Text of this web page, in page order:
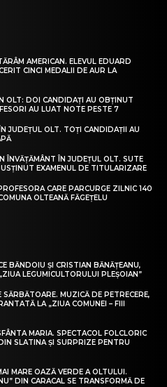
AMERICAN. ELEVUL EDUARD
CINCI MEDALII DE AUR LA
OLT: DOI CANDIDAȚI AU OBȚINUT
AU LUAT NOTE PESTE 7
JUDEȚUL OLT. TOȚI CANDIDAȚII AU
ÎNVĂȚĂMÂNT ÎN JUDEȚUL OLT. SUTE
EXAMENUL DE TITULARIZARE
CARE PARCURGE ZILNIC 140
OLTEANĂ FĂGEȚELU
BĂNDOIU ȘI CRISTIAN BĂNĂȚEANU,
LEGUMICULTORULUI PLEȘOIAN”
MUZICĂ DE PETRECERE,
LA „ZIUA COMUNEI – FIII
MARIA. SPECTACOL FOLCLORIC
SLATINA ȘI SURPRIZE PENTRU
MARE OAZĂ VERDE A OLTULUI.
DIN CARACAL SE TRANSFORMĂ DE